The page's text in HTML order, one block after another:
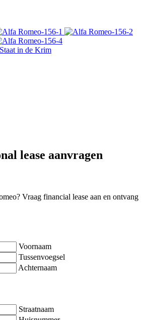
in de Krim
lease aanvragen
Vraag financial lease aan en ontvang
Voornaam
Tussenvoegsel
Achternaam
Straatnaam